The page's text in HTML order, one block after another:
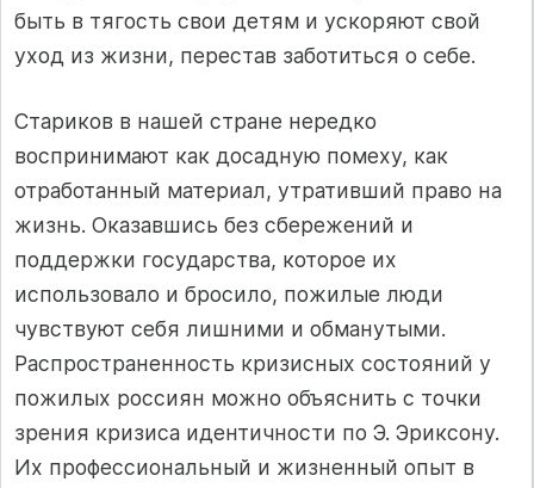
быть в тягость свои детям и ускоряют свой
уход из жизни, перестав заботиться о себе.
Стариков в нашей стране нередко
воспринимают как досадную помеху, как
отработанный материал, утративший право на
жизнь. Оказавшись без сбережений и
поддержки государства, которое их
использовало и бросило, пожилые люди
чувствуют себя лишними и обманутыми.
Распространенность кризисных состояний у
пожилых россиян можно объяснить с точки
зрения кризиса идентичности по Э. Эриксону.
Их профессиональный и жизненный опыт в